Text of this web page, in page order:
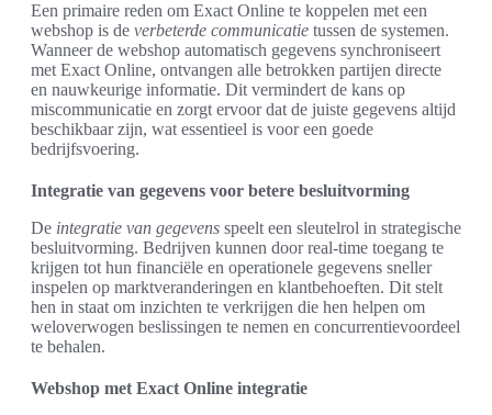
Een primaire reden om Exact Online te koppelen met een
webshop is de verbeterde communicatie tussen de systemen.
Wanneer de webshop automatisch gegevens synchroniseert
met Exact Online, ontvangen alle betrokken partijen directe
en nauwkeurige informatie. Dit vermindert de kans op
miscommunicatie en zorgt ervoor dat de juiste gegevens altijd
beschikbaar zijn, wat essentieel is voor een goede
bedrijfsvoering.
Integratie van gegevens voor betere besluitvorming
De integratie van gegevens speelt een sleutelrol in strategische
besluitvorming. Bedrijven kunnen door real-time toegang te
krijgen tot hun financiële en operationele gegevens sneller
inspelen op marktveranderingen en klantbehoeften. Dit stelt
hen in staat om inzichten te verkrijgen die hen helpen om
weloverwogen beslissingen te nemen en concurrentievoordeel
te behalen.
Webshop met Exact Online integratie